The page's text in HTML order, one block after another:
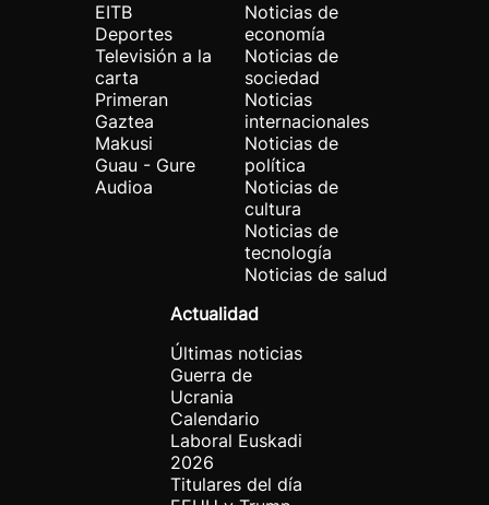
EITB
Deportes
Televisión a la
carta
Primeran
Gaztea
Makusi
Guau - Gure
Audioa
Noticias de
economía
Noticias de
sociedad
Noticias
internacionales
Noticias de
política
Noticias de
cultura
Noticias de
tecnología
Noticias de salud
Actualidad
Últimas noticias
Guerra de
Ucrania
Calendario
Laboral Euskadi
2026
Titulares del día